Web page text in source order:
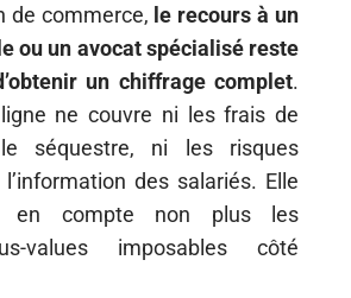
de commerce, le recours à un
ou un avocat spécialisé reste
un chiffrage complet.
ne couvre ni les frais de
séquestre, ni les risques
des salariés. Elle
en compte non plus les
values imposables côté